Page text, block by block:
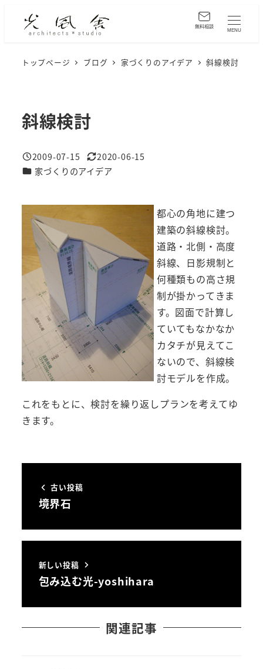
MENU
トップページ ブログ 家づくりのアイデア 斜線検討
斜線検討
投稿日
2009-07-15
更新日
2020-06-15
カテゴリー
家づくりのアイデア
都心の角地に建つ
建築の斜線検討。
道路・北側・高度
斜線、日影規制と
何種類もの高さ規
制が掛かってきま
す。図面で計算し
ていてもなかなか
カタチが見えてこ
ないので、斜線検
討モデルを作成。
これをもとに、検討を繰り返しプランを考えてゆ
きます。
古い投稿
境界石
新しい投稿
包み込む光-yoshihara
関連記事
無料相談